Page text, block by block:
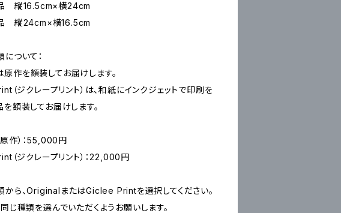
縦16.5cm×横24cm
縦24cm×横16.5cm
ついて：
作を額装してお届けします。
（ジクレープリント）は、和紙にインクジェットで印刷を
額装してお届けします。
作）：55,000円
（ジクレープリント）：22,000円
から、OriginalまたはGiclee Printを選択してください。
じ種類を選んでいただくようお願いします。